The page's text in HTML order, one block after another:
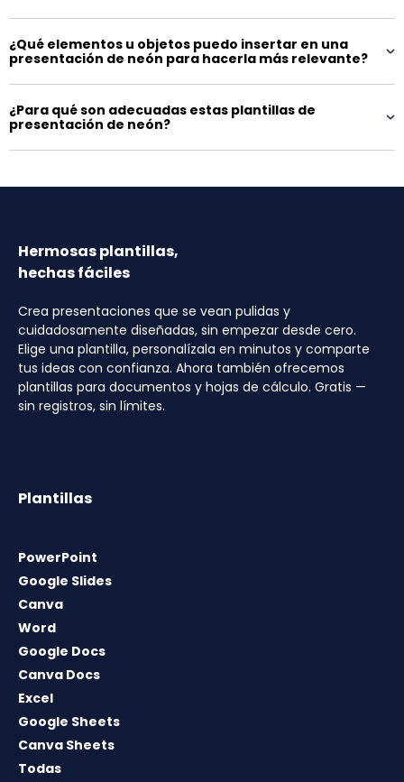
¿Qué elementos u objetos puedo insertar en una
presentación de neón para hacerla más relevante?
¿Para qué son adecuadas estas plantillas de
presentación de neón?
Hermosas plantillas,
hechas fáciles
Crea presentaciones que se vean pulidas y
cuidadosamente diseñadas, sin empezar desde cero.
Elige una plantilla, personalízala en minutos y comparte
tus ideas con confianza. Ahora también ofrecemos
plantillas para documentos y hojas de cálculo. Gratis —
sin registros, sin límites.
Plantillas
PowerPoint
Google Slides
Canva
Word
Google Docs
Canva Docs
Excel
Google Sheets
Canva Sheets
Todas